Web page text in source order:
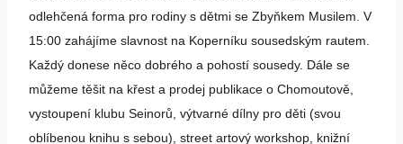
odlehčená forma pro rodiny s dětmi se Zbyňkem Musilem. V
15:00 zahájíme slavnost na Koperníku sousedským rautem.
Každý donese něco dobrého a pohostí sousedy. Dále se
můžeme těšit na křest a prodej publikace o Chomoutově,
vystoupení klubu Seinorů, výtvarné dílny pro děti (svou
oblíbenou knihu s sebou), street artový workshop, knižní